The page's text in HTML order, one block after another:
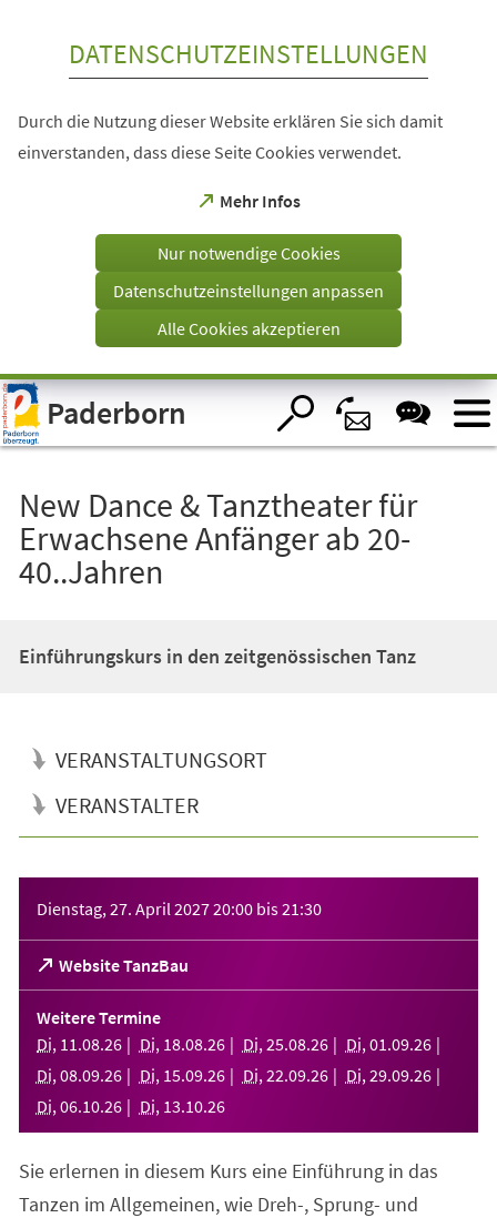
Visuelle
Assistenzsoftware
öffnen.
DATENSCHUTZEINSTELLUNGEN
Durch die Nutzung dieser Website erklären Sie sich damit
einverstanden, dass diese Seite Cookies verwendet.
Mehr Infos
(Öffnet
einem
Tab)
Nur notwendige Cookies
Datenschutzeinstellungen anpassen
Alle Cookies akzeptieren
Paderborn
New Dance & Tanztheater für
Erwachsene Anfänger ab 20-
40..Jahren
Einführungskurs in den zeitgenössischen Tanz
VERANSTALTUNGSORT
VERANSTALTER
Dienstag, 27. April 202720:00 bis21:30
Website TanzBau
(Öffnet
in
einem
neuen
Tab)
Weitere Termine
Di, 11 .08.26 Di, 18.08.26 Di, 25.08.26 Di, 01 .09.26
Di, 08.09.26 Di, 15.09.26 Di, 22.09.26 Di, 29.09.26
Di, 06.10.26 Di, 13.10.26
Sie erlernen in diesem Kurs eine Einführung in das
Tanzen im Allgemeinen, wie Dreh-, Sprung- und